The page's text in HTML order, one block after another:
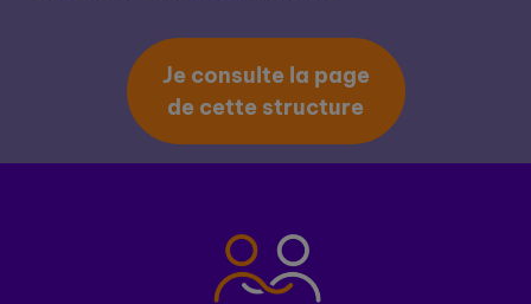
Je consulte la page
de cette structure